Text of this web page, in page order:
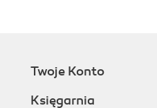
Chcesz wiedzieć
Proces zamykania
Twoje Konto
Księgarnia